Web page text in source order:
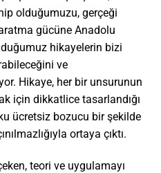
olduğumuzu, gerçeği
gücüne Anadolu
hikayelerin bizi
ve
Hikaye, her bir unsurunun
için dikkatlice tasarlandığı
ücretsiz bozucu bir şekilde
ortaya çıktı.
teori ve uygulamayı